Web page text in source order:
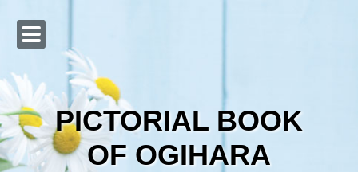
Web カタログ
PICTORIAL BOOK
OF OGIHARA